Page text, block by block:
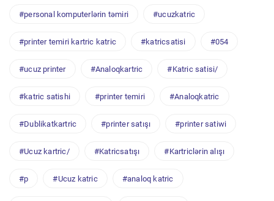
#personal komputerlərin təmiri #ucuzkatric
#printer temiri kartric katric #katricsatisi #054
#ucuz printer #Analoqkartric #Katric satisi/
#katric satishi #printer temiri #Analoqkatric
#Dublikatkartric #printer satışı #printer satiwi
#Ucuz kartric/ #Katricsatışı #Kartriclərin alışı
#p #Ucuz katric #analoq katric